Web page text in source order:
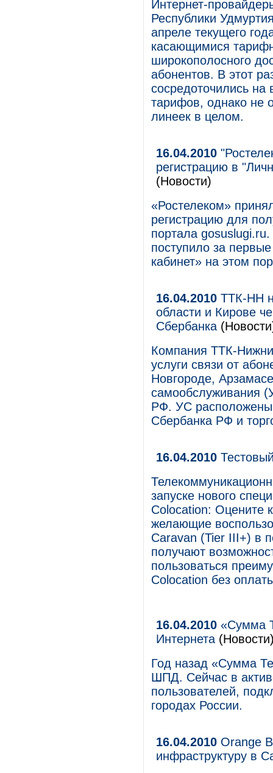
Интернет-
Республики
апреле текущего
касающимися
широкополосного
абонентов. В этот
сосредоточились
тарифов, однако не
линеек в целом.
16.04.2010
регистрацию в
(Новости)
«Ростелеком»
регистрацию для
портала
поступило за
кабинет» на этом
16.04.2010 ТТК-НН
области и Кирове
Сбербанка
Компания ТТК-
услуги связи от
Новгороде,
самообслуживания
РФ. УС расположены
Сбербанка РФ и
16.04.2010
запуске нового
Colocation: Оцените
желающие
Caravan (Tier III+) в
получают
пользоваться
Colocation без
16.04.2010 «Сумма
Интернета
Год назад «Сумма
ШПД. Сейчас в
пользователей,
городах России.
16.04.2010 Orange
инфраструктуру в